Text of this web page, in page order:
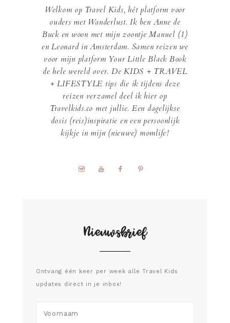
Welkom op Travel Kids, hét platform voor
ouders met Wanderlust. Ik ben Anne de
Buck en woon met mijn zoontje Manuel (1)
en Leonard in Amsterdam. Samen reizen we
voor mijn platform Your Little Black Book
de hele wereld over. De KIDS + TRAVEL
+ LIFESTYLE tips die ik tijdens deze
reizen verzamel deel ik hier op
Travelkids.co met jullie. Een dagelijkse
dosis (reis)inspiratie en een persoonlijk
kijkje in mijn (nieuwe) momlife!
Nieuwsbrief
Ontvang één keer per week alle Travel Kids
updates direct in je inbox!